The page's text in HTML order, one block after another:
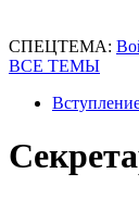
СПЕЦТЕМА:
ВСЕ ТЕМЫ